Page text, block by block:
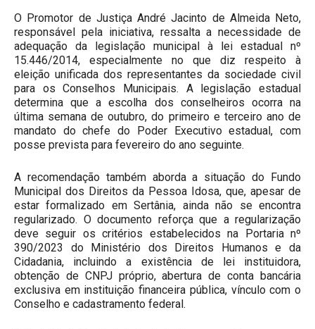
O Promotor de Justiça André Jacinto de Almeida Neto,
responsável pela iniciativa, ressalta a necessidade de
adequação da legislação municipal à lei estadual nº
15.446/2014, especialmente no que diz respeito à
eleição unificada dos representantes da sociedade civil
para os Conselhos Municipais. A legislação estadual
determina que a escolha dos conselheiros ocorra na
última semana de outubro, do primeiro e terceiro ano de
mandato do chefe do Poder Executivo estadual, com
posse prevista para fevereiro do ano seguinte.
A recomendação também aborda a situação do Fundo
Municipal dos Direitos da Pessoa Idosa, que, apesar de
estar formalizado em Sertânia, ainda não se encontra
regularizado. O documento reforça que a regularização
deve seguir os critérios estabelecidos na Portaria nº
390/2023 do Ministério dos Direitos Humanos e da
Cidadania, incluindo a existência de lei instituidora,
obtenção de CNPJ próprio, abertura de conta bancária
exclusiva em instituição financeira pública, vínculo com o
Conselho e cadastramento federal.